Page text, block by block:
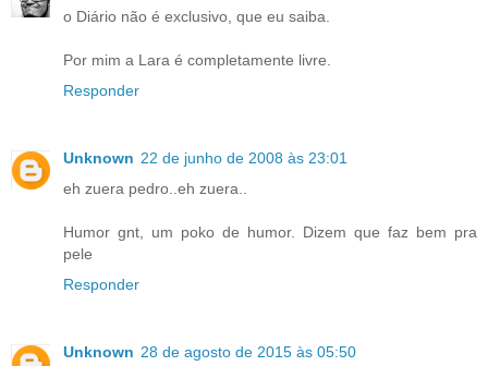
o Diário não é exclusivo, que eu saiba.
Por mim a Lara é completamente livre.
Responder
Unknown 22 de junho de 2008 às 23:01
eh zuera pedro..eh zuera..
Humor gnt, um poko de humor. Dizem que faz bem pra
pele
Responder
Unknown 28 de agosto de 2015 às 05:50